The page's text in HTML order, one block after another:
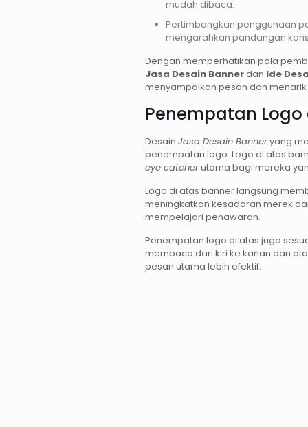
mudah dibaca.
Pertimbangkan penggunaan
mengarahkan pandangan
Dengan memperhatikan pola
Jasa Desain Bannerdan Ide
menyampaikan pesan dan
Penempatan
Desain Jasa Desain Banneryang
penempatan logo. Logo di atas
eye catcherutama bagi mereka
Logo di atas banner langsung
meningkatkan kesadaran merek
mempelajari penawaran.
Penempatan logo di atas juga
membaca dari kiri ke kanan dan
pesan utama lebih efektif.